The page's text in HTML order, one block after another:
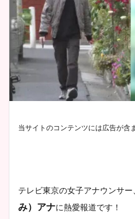
当サイトのコンテンツには広告が含
テレビ東京の女子アナウンサー
み）アナに熱愛報道です！